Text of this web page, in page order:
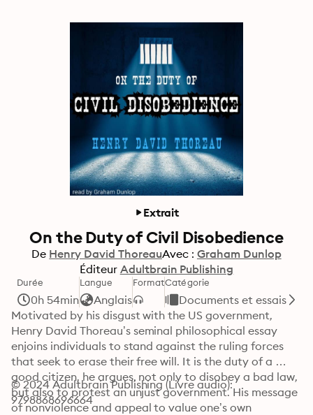
Extrait
On the Duty of Civil Disobedience
De Henry David ThoreauAvec : Graham Dunlop
Éditeur Adultbrain Publishing
Durée
0h 54min
Langue
Anglais
FormatCatégorie
Documents et essais
Motivated by his disgust with the US government,
Henry David Thoreau’s seminal philosophical essay
enjoins individuals to stand against the ruling forces
that seek to erase their free will. It is the duty of a
good citizen, he argues, not only to disobey a bad law,
but also to protest an unjust government. His message
of nonviolence and appeal to value one’s own
© 2024 Adultbrain Publishing (Livre audio):
9798868696664